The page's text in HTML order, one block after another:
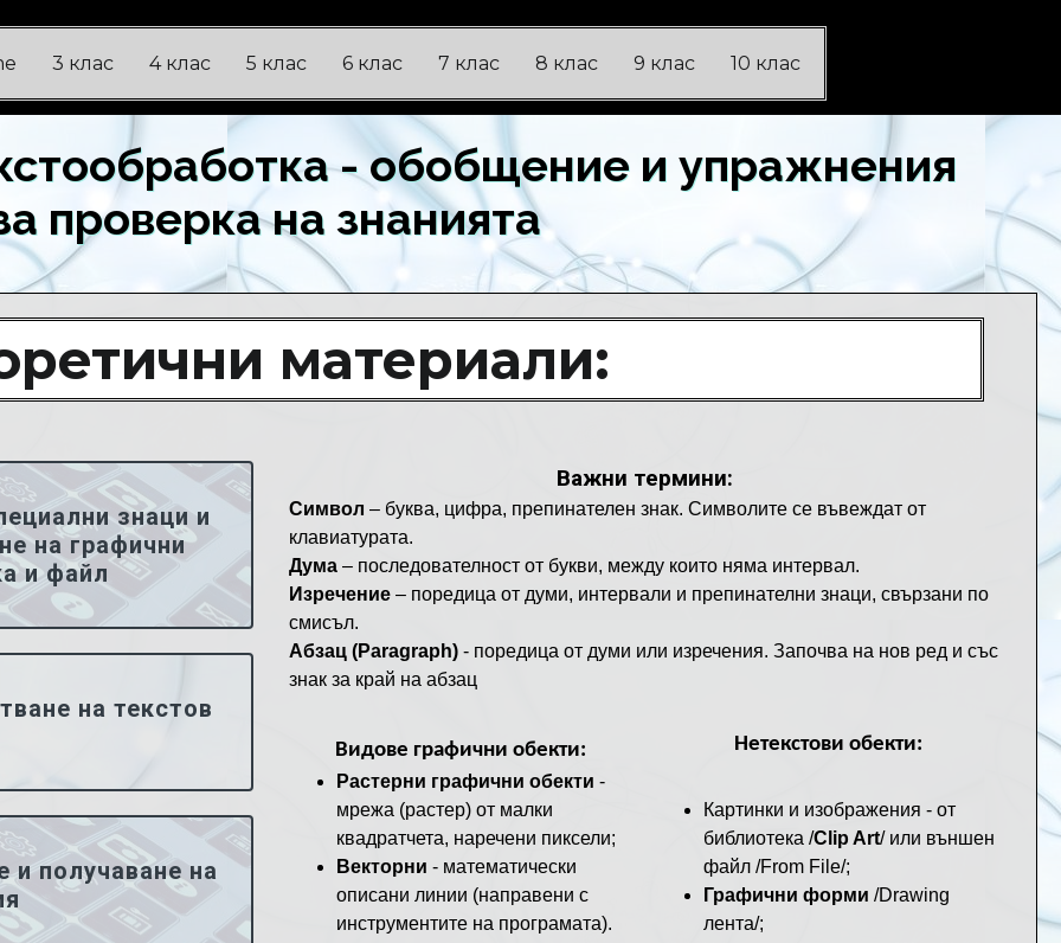
3 клас 4 клас 5 клас 6 клас 7 клас 8 клас 9 клас 10 клас
- обобщение и упражнения
проверка на знанията
материали:
знаци и
на графични
и файл
на текстов
и получаване на
Важни термини:
Символ – буква, цифра, препинателен знак. Символите се въвеждат от
клавиатурата.
Дума – последователност от букви, между които няма интервал.
Изречение – поредица от думи, интервали и препинателни знаци, свързани по
смисъл.
Абзац (Paragraph) - поредица от думи или изречения. Започва на нов ред и със
знак за край на абзац
Видове графични обекти:
Растерни графични обекти -
мрежа (растер) от малки
квадратчета, наречени пиксели;
Векторни - математически
описани линии (направени с
инструментите на програмата).
Нетекстови обекти:
Картинки и изображения - от
библиотека /Clip Art/ или външен
файл /From File/;
Графични форми /Drawing
лента/;